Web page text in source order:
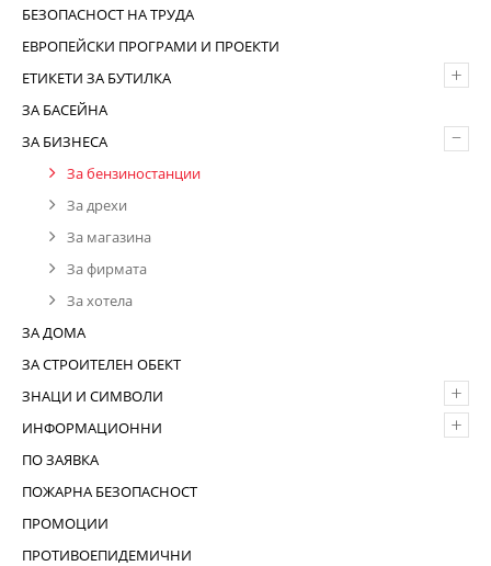
БЕЗОПАСНОСТ НА ТРУДА
ЕВРОПЕЙСКИ ПРОГРАМИ И ПРОЕКТИ
+
ЕТИКЕТИ ЗА БУТИЛКА
ЗА БАСЕЙНА
–
ЗА БИЗНЕСА
За бензиностанции
За дрехи
За магазина
За фирмата
За хотела
ЗА ДОМА
ЗА СТРОИТЕЛЕН ОБЕКТ
+
ЗНАЦИ И СИМВОЛИ
+
ИНФОРМАЦИОННИ
ПО ЗАЯВКА
ПОЖАРНА БЕЗОПАСНОСТ
ПРОМОЦИИ
ПРОТИВОЕПИДЕМИЧНИ